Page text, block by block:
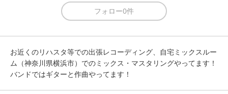
フォロー0件
お近くのリハスタ等での出張レコーディング、自宅ミックスルー
ム（神奈川県横浜市）でのミックス・マスタリングやってます！
バンドではギターと作曲やってます！